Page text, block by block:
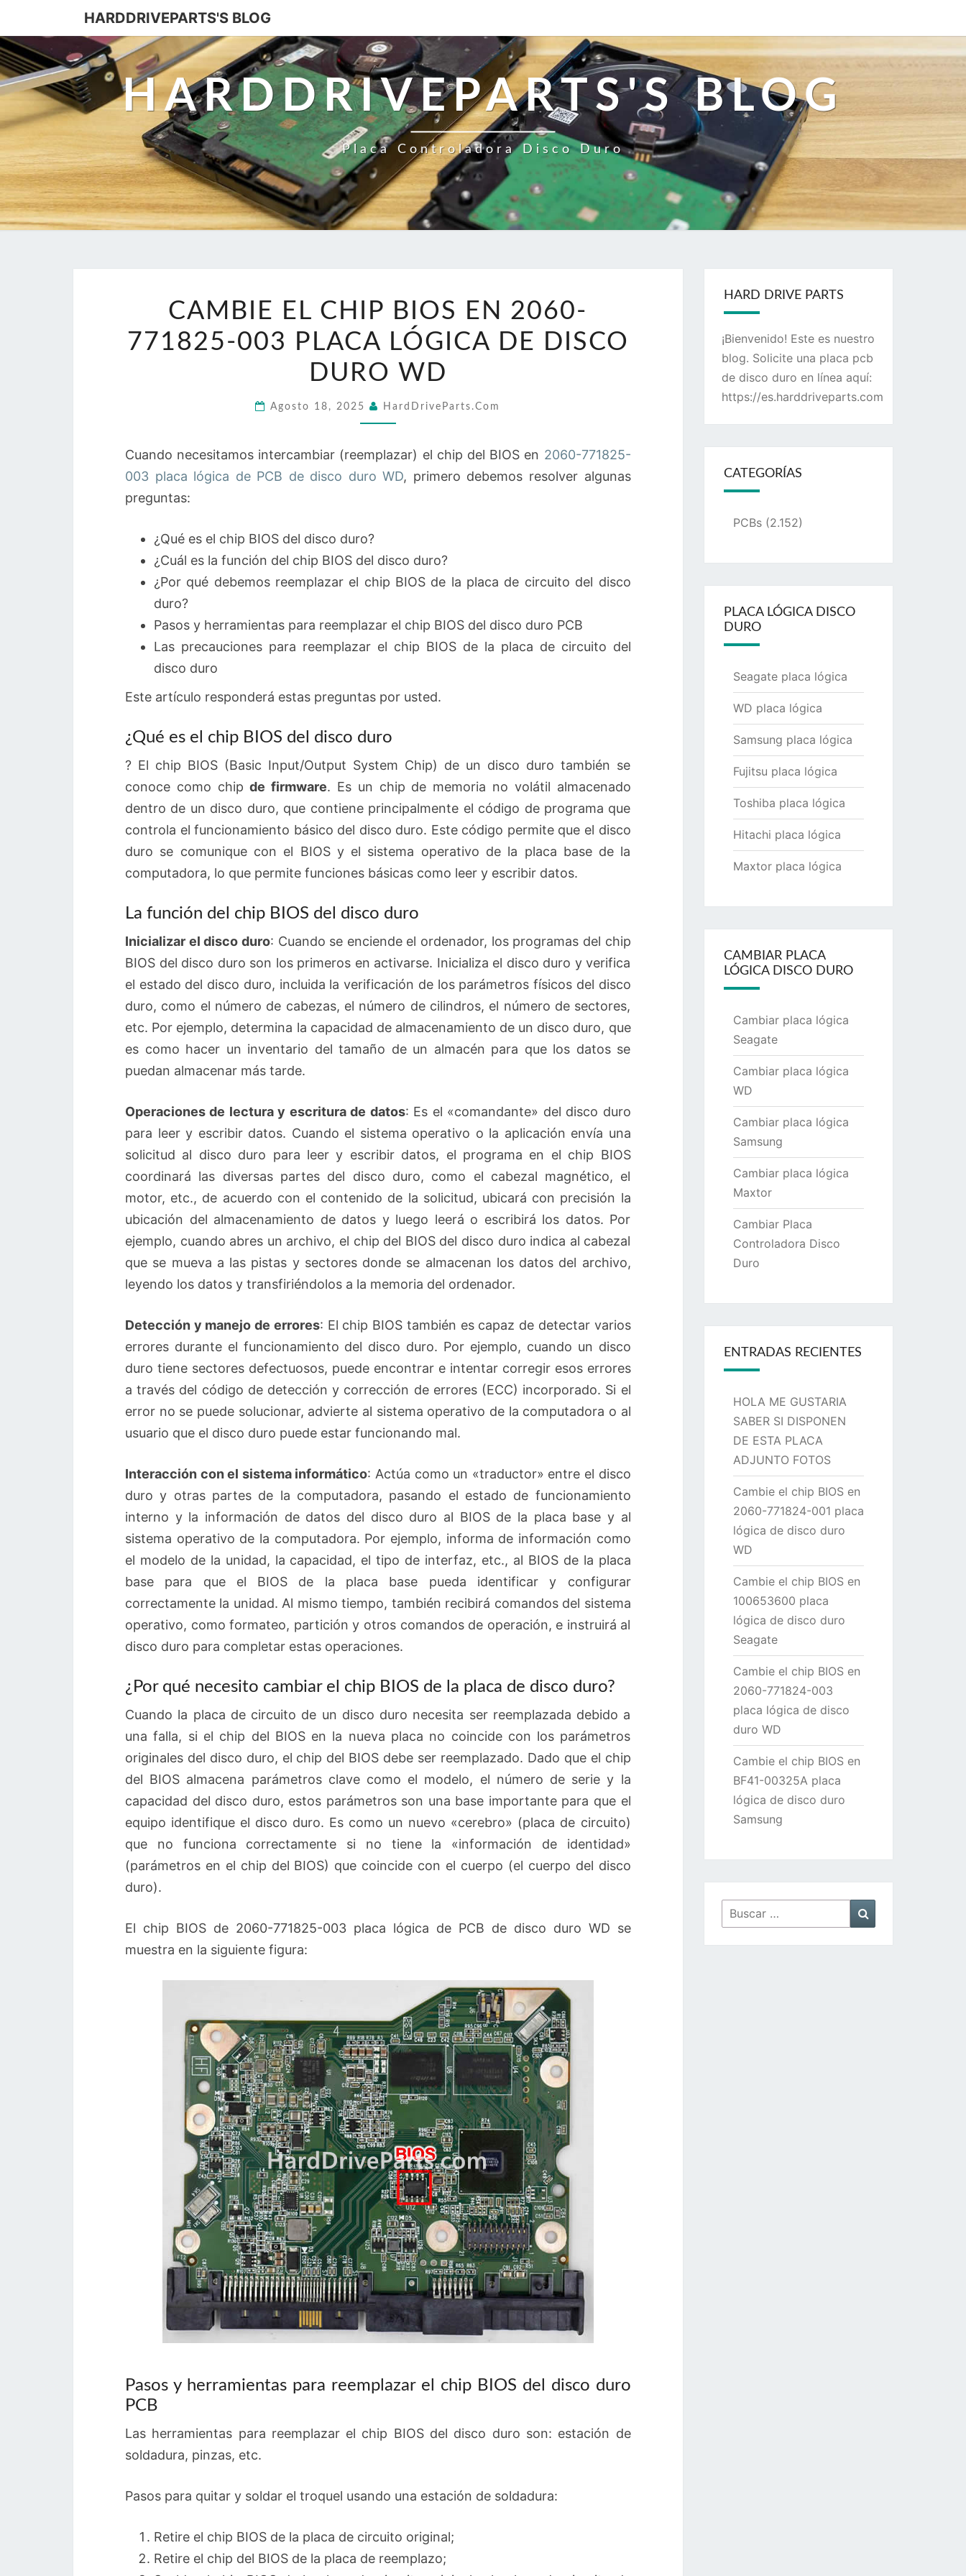
HARDDRIVEPARTS'S BLOG
HARDDRIVEPARTS'S BLOG
Placa Controladora Disco Duro
EL
CHIP
EN
2060-
771825-
PLACA
LÓGICA
CAMBIE EL CHIP BIOS EN 2060-
771825-003 PLACA LÓGICA DE DISCO
DURO WD
Agosto 18, 2025 HardDriveParts.com
Cuando necesitamos intercambiar (reemplazar) el chip del BIOS en 2060-771825-
003 placa lógica de PCB de disco duro WD, primero debemos resolver algunas
preguntas:
¿Qué es el chip BIOS del disco duro?
¿Cuál es la función del chip BIOS del disco duro?
¿Por qué debemos reemplazar el chip BIOS de la placa de circuito del disco
duro?
Pasos y herramientas para reemplazar el chip BIOS del disco duro PCB
Las precauciones para reemplazar el chip BIOS de la placa de circuito del
disco duro
Este artículo responderá estas preguntas por usted.
¿Qué es el chip BIOS del disco duro
? El chip BIOS (Basic Input/Output System Chip) de un disco duro también se
conoce como chipde firmware. Es un chip de memoria no volátil almacenado
dentro de un disco duro, que contiene principalmente el código de programa que
controla el funcionamiento básico del disco duro. Este código permite que el disco
duro se comunique con el BIOS y el sistema operativo de la placa base de la
computadora, lo que permite funciones básicas como leer y escribir datos.
La función del chip BIOS del disco duro
Inicializar el disco duro: Cuando se enciende el ordenador, los programas del chip
BIOS del disco duro son los primeros en activarse. Inicializa el disco duro y verifica
el estado del disco duro, incluida la verificación de los parámetros físicos del disco
duro, como el número de cabezas, el número de cilindros, el número de sectores,
etc. Por ejemplo, determina la capacidad de almacenamiento de un disco duro, que
es como hacer un inventario del tamaño de un almacén para que los datos se
puedan almacenar más tarde.
Operaciones de lectura y escritura de datos: Es el «comandante» del disco duro
para leer y escribir datos. Cuando el sistema operativo o la aplicación envía una
solicitud al disco duro para leer y escribir datos, el programa en el chip BIOS
coordinará las diversas partes del disco duro, como el cabezal magnético, el
motor, etc., de acuerdo con el contenido de la solicitud, ubicará con precisión la
ubicación del almacenamiento de datos y luego leerá o escribirá los datos. Por
ejemplo, cuando abres un archivo, el chip del BIOS del disco duro indica al cabezal
que se mueva a las pistas y sectores donde se almacenan los datos del archivo,
leyendo los datos y transfiriéndolos a la memoria del ordenador.
Detección y manejo de errores: El chip BIOS también es capaz de detectar varios
errores durante el funcionamiento del disco duro. Por ejemplo, cuando un disco
duro tiene sectores defectuosos, puede encontrar e intentar corregir esos errores
a través del código de detección y corrección de errores (ECC) incorporado. Si el
error no se puede solucionar, advierte al sistema operativo de la computadora o al
usuario que el disco duro puede estar funcionando mal.
Interacción con el sistema informático: Actúa como un «traductor» entre el disco
duro y otras partes de la computadora, pasando el estado de funcionamiento
interno y la información de datos del disco duro al BIOS de la placa base y al
sistema operativo de la computadora. Por ejemplo, informa de información como
el modelo de la unidad, la capacidad, el tipo de interfaz, etc., al BIOS de la placa
base para que el BIOS de la placa base pueda identificar y configurar
correctamente la unidad. Al mismo tiempo, también recibirá comandos del sistema
operativo, como formateo, partición y otros comandos de operación, e instruirá al
disco duro para completar estas operaciones.
¿Por qué necesito cambiar el chip BIOS de la placa de disco duro?
Cuando la placa de circuito de un disco duro necesita ser reemplazada debido a
una falla, si el chip del BIOS en la nueva placa no coincide con los parámetros
originales del disco duro, el chip del BIOS debe ser reemplazado. Dado que el chip
del BIOS almacena parámetros clave como el modelo, el número de serie y la
capacidad del disco duro, estos parámetros son una base importante para que el
equipo identifique el disco duro. Es como un nuevo «cerebro» (placa de circuito)
que no funciona correctamente si no tiene la «información de identidad»
(parámetros en el chip del BIOS) que coincide con el cuerpo (el cuerpo del disco
duro).
El chip BIOS de 2060-771825-003 placa lógica de PCB de disco duro WD se
muestra en la siguiente figura:
Pasos y herramientas para reemplazar el chip BIOS del disco duro
PCB
Las herramientas para reemplazar el chip BIOS del disco duro son: estación de
soldadura, pinzas, etc.
Pasos para quitar y soldar el troquel usando una estación de soldadura:
Retire el chip BIOS de la placa de circuito original;
Retire el chip del BIOS de la placa de reemplazo;
HARD DRIVE PARTS
¡Bienvenido! Este es nuestro
blog. Solicite una placa pcb
de disco duro en línea aquí:
https://es.harddriveparts.com
CATEGORÍAS
PCBs(2.152)
PLACA LÓGICA DISCO
DURO
Seagate placa lógica
WD placa lógica
Samsung placa lógica
Fujitsu placa lógica
Toshiba placa lógica
Hitachi placa lógica
Maxtor placa lógica
CAMBIAR PLACA
LÓGICA DISCO DURO
Cambiar placa lógica
Seagate
Cambiar placa lógica
WD
Cambiar placa lógica
Samsung
Cambiar placa lógica
Maxtor
Cambiar Placa
Controladora Disco
Duro
ENTRADAS RECIENTES
HOLA ME GUSTARIA
SABER SI DISPONEN
DE ESTA PLACA
ADJUNTO FOTOS
Cambie el chip BIOS en
2060-771824-001 placa
lógica de disco duro
WD
Cambie el chip BIOS en
100653600 placa
lógica de disco duro
Seagate
Cambie el chip BIOS en
2060-771824-003
placa lógica de disco
duro WD
Cambie el chip BIOS en
BF41-00325A placa
lógica de disco duro
Samsung
Buscar
por: